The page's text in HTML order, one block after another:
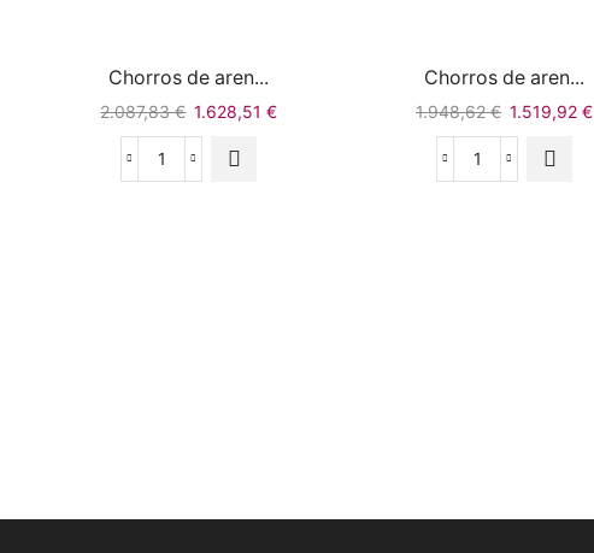
Chorros de aren...
2.087,83€ 1.628,51€
Chorros de aren...
1.948,62€ 1.519,92€